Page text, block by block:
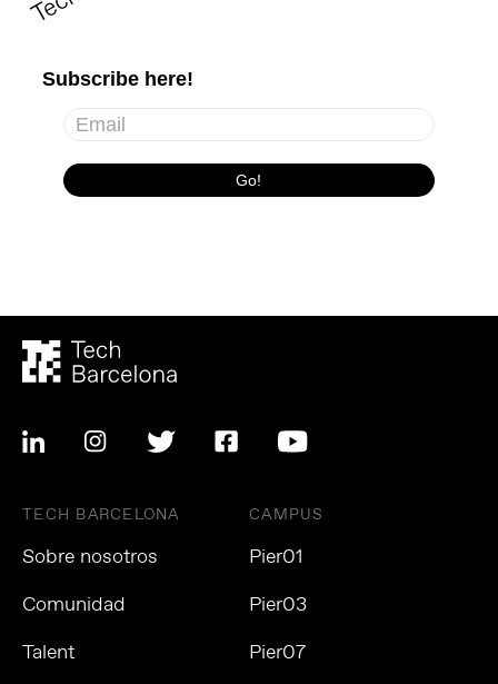
TECH BARCELONA
Sobre nosotros
Comunidad
Talent
CAMPUS
Pier01
Pier03
Pier07